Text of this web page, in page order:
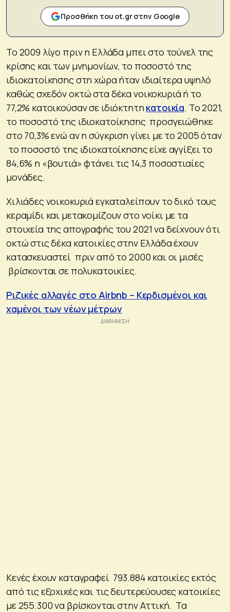
Προσθήκη του ot.gr στην Google
Το 2009 λίγο πριν η Ελλάδα μπει στο τούνελ της
κρίσης και των μνημονίων, το ποσοστό της
ιδιοκατοίκησης στη χώρα ήταν ιδιαίτερα υψηλό
καθώς σχεδόν οκτώ στα δέκα νοικοκυριά ή το
77,2% κατοικούσαν σε ιδιόκτητηκατοικία. Το 2021,
το ποσοστό της ιδιοκατοίκησης προσγειώθηκε
στο 70,3% ενώ αν η σύγκριση γίνει με το 2005 όταν
το ποσοστό της ιδιοκατοίκησης είχε αγγίξει το
84,6% η «βουτιά» φτάνει τις 14,3 ποσοστιαίες
μονάδες.
Χιλιάδες νοικοκυριά εγκαταλείπουν το δικό τους
κεραμίδι και μετακομίζουν στο νοίκι με τα
στοιχεία της απογραφής του 2021 να δείχνουν ότι
οκτώ στις δέκα κατοικίες στην Ελλάδα έχουν
κατασκευαστεί πριν από το 2000 και οι μισές
βρίσκονται σε πολυκατοικίες.
Ριζικές αλλαγές στο Airbnb – Κερδισμένοι και
χαμένοι των νέων μέτρων
Κενές έχουν καταγραφεί 793.884 κατοικίες εκτός
από τις εξοχικές και τις δευτερεύουσες κατοικίες
με 255.300 να βρίσκονται στην Αττική. Τα